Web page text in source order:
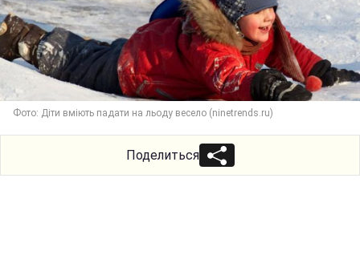
Фото: Діти вміють падати на льоду весело (ninetrends.ru)
Поделиться